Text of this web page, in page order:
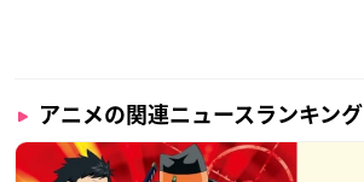
アニメの関連ニュースランキング